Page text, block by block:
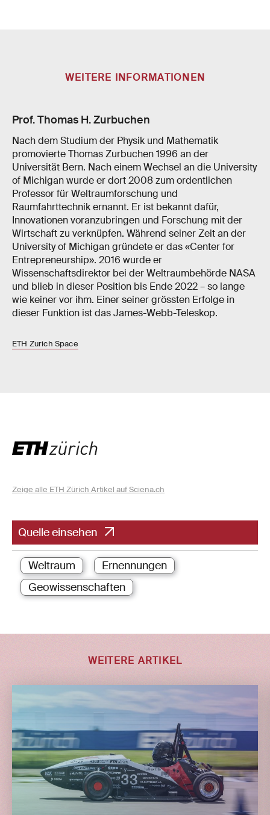
WEITERE INFORMATIONEN
Prof. Thomas H. Zurbuchen
Nach dem Studium der Physik und Mathematik
promovierte Thomas Zurbuchen 1996 an der
Universität Bern. Nach einem Wechsel an die University
of Michigan wurde er dort 2008 zum ordentlichen
Professor für Weltraumforschung und
Raumfahrttechnik ernannt. Er ist bekannt dafür,
Innovationen voranzubringen und Forschung mit der
Wirtschaft zu verknüpfen. Während seiner Zeit an der
University of Michigan gründete er das «Center for
Entrepreneurship». 2016 wurde er
Wissenschaftsdirektor bei der Weltraumbehörde NASA
und blieb in dieser Position bis Ende 2022 – so lange
wie keiner vor ihm. Einer seiner grössten Erfolge in
dieser Funktion ist das James-​Webb-Teleskop.
ETH Zurich Space
Zeige alle ETH Zürich Artikel auf Sciena.ch
Quelle einsehen
Weltraum
Ernennungen
Geowissenschaften
WEITERE ARTIKEL